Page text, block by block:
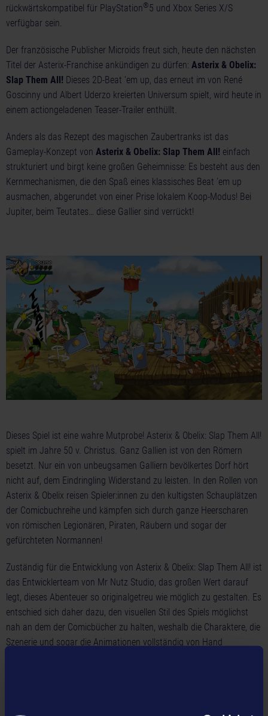
rückwärtskompatibel für PlayStation®5 und Xbox Series X/S
verfügbar sein.
Der französische Publisher Microids freut sich, heute den nächsten
Titel der Asterix-Franchise ankündigen zu dürfen: Asterix & Obelix:
Slap Them All! Dieses 2D-Beat 'em up, das erneut im von René
Goscinny und Albert Uderzo kreierten Universum spielt, wird heute in
einem actiongeladenen Teaser-Trailer enthüllt.
Anders als das Rezept des magischen Zaubertranks ist das
Gameplay-Konzept von Asterix & Obelix: Slap Them All! einfach
strukturiert und birgt keine großen Geheimnisse: Es besteht aus den
Kernmechanismen, die den Spaß eines klassisches Beat 'em up
ausmachen, abgerundet von einer Prise lokalem Koop-Modus! Bei
Jupiter, beim Teutates… diese Gallier sind verrückt!
Dieses Spiel ist eine wahre Mutprobe! Asterix & Obelix: Slap Them All!
spielt im Jahre 50 v. Christus. Ganz Gallien ist von den Römern
besetzt. Nur ein von unbeugsamen Galliern bevölkertes Dorf hört
nicht auf, dem Eindringling Widerstand zu leisten. In den Rollen von
Asterix & Obelix reisen Spieler:innen zu den kultigsten Schauplätzen
der Comicbuchreihe und kämpfen sich durch ganze Heerscharen
von römischen Legionären, Piraten, Räubern und sogar der
gefürchteten Normannen!
Zuständig für die Entwicklung von Asterix & Obelix: Slap Them All! ist
das Entwicklerteam von Mr Nutz Studio, das großen Wert darauf
legt, dieses Abenteuer so originalgetreu wie möglich zu gestalten. Es
entschied sich daher dazu, den visuellen Stil des Spiels möglichst
nah an dem der Comicbücher zu halten, weshalb die Charaktere, die
Szenerie und sogar die Animationen vollständig von Hand